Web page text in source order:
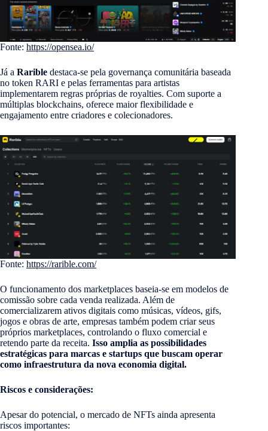
Fonte: https://opensea.io/
Já a Rarible destaca-se pela governança comunitária baseada
no token RARI e pelas ferramentas para artistas
implementarem regras próprias de royalties. Com suporte a
múltiplas blockchains, oferece maior flexibilidade e
engajamento entre criadores e colecionadores.
Fonte: https://rarible.com/
O funcionamento dos marketplaces baseia-se em modelos de
comissão sobre cada venda realizada. Além de
comercializarem ativos digitais como músicas, vídeos, gifs,
jogos e obras de arte, empresas também podem criar seus
próprios marketplaces, controlando o fluxo comercial e
retendo parte da receita. Isso amplia as possibilidades
estratégicas para marcas e startups que buscam operar
como infraestrutura da nova economia digital.
Riscos e considerações:
Apesar do potencial, o mercado de NFTs ainda apresenta
riscos importantes: